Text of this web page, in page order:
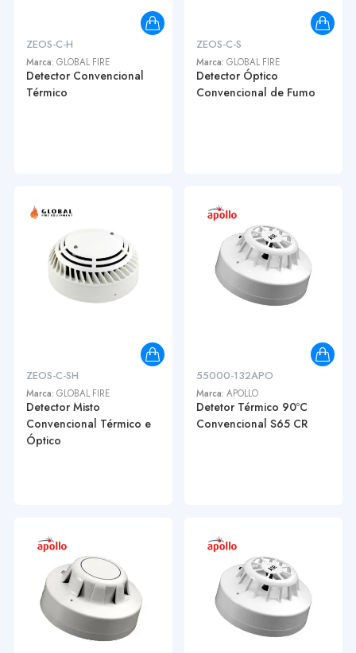
ZEOS-C-H
Marca: GLOBAL FIRE
Detector Convencional
Térmico
ZEOS-C-S
Marca: GLOBAL FIRE
Detector Óptico
Convencional de Fumo
ZEOS-C-SH
Marca: GLOBAL FIRE
Detector Misto
Convencional Térmico e
Óptico
55000-132APO
Marca: APOLLO
Detetor Térmico 90ºC
Convencional S65 CR